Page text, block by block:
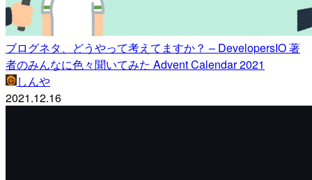
ブログネタ、どうやって考えてますか？ – DevelopersIO 著
者のみんなに色々聞いてみた Advent Calendar 2021
しんや
2021.12.16